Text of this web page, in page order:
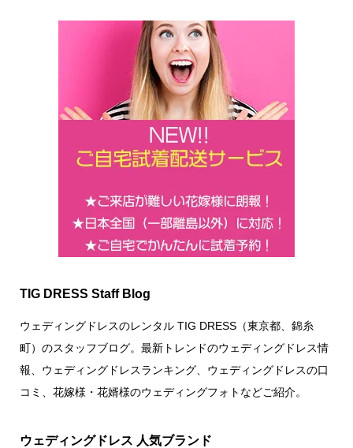
TIG DRESS Staff Blog
ウェディングドレスのレンタル TIG DRESS（東京都、錦糸
町）のスタッフブログ。最新トレンドのウェディングドレス情
報、ウェディングドレスランキング、ウェディングドレスの口
コミ、花嫁様・花婿様のウェディングフォトなどご紹介。
ウェディングドレス 人気ブランド